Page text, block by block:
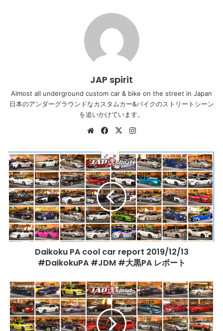
JAP spirit
Almost all underground custom car & bike on the street in Japan
日本のアンダーグラウンドなカスタムカー&バイクのストリートシーン
を追いかけています。
WebsiteFacebook
X
Daikoku
PA
cool
car
report
2019/12/13
#DaikokuPA
#JDM
#
レ
ポ
ー
ト
Daikoku PA cool car report 2019/12/13
#DaikokuPA #JDM #大黒PA レポート
Daikoku
PA
cool
car
report